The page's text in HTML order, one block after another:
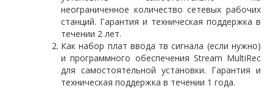
неограниченное количество сетевых рабочих
станций. Гарантия и техническая поддержка в
течении 2 лет.
Как набор плат ввода тв сигнала (если нужно)
и программного обеспечения Stream MultiRec
для самостоятельной установки. Гарантия и
техническая поддержка в течении 1 года.